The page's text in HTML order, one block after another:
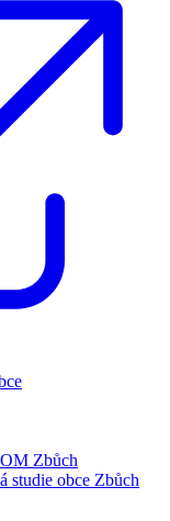
Zbůch
studie obce Zbůch